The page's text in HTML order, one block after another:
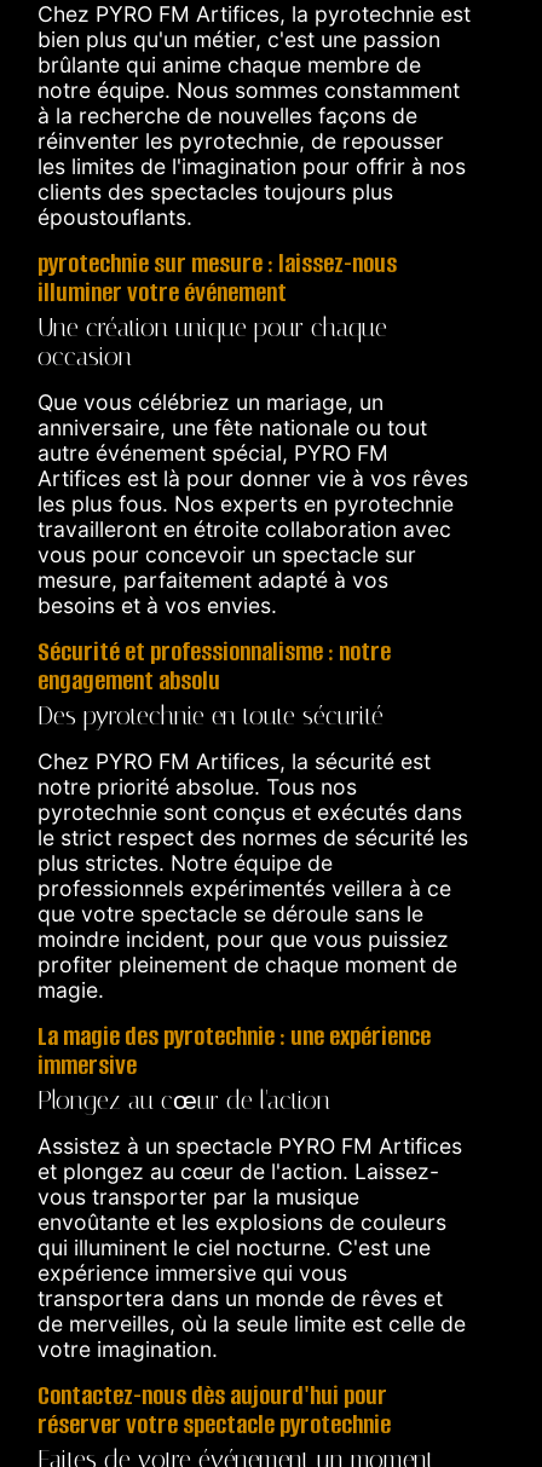
Chez PYRO FM Artifices, la pyrotechnie est
bien plus qu'un métier, c'est une passion
brûlante qui anime chaque membre de
notre équipe. Nous sommes constamment
à la recherche de nouvelles façons de
réinventer les pyrotechnie, de repousser
les limites de l'imagination pour offrir à nos
clients des spectacles toujours plus
époustouflants.
pyrotechnie sur mesure : laissez-nous
illuminer votre événement
Une création unique pour chaque
occasion
Que vous célébriez un mariage, un
anniversaire, une fête nationale ou tout
autre événement spécial, PYRO FM
Artifices est là pour donner vie à vos rêves
les plus fous. Nos experts en pyrotechnie
travailleront en étroite collaboration avec
vous pour concevoir un spectacle sur
mesure, parfaitement adapté à vos
besoins et à vos envies.
Sécurité et professionnalisme : notre
engagement absolu
Des pyrotechnie en toute sécurité
Chez PYRO FM Artifices, la sécurité est
notre priorité absolue. Tous nos
pyrotechnie sont conçus et exécutés dans
le strict respect des normes de sécurité les
plus strictes. Notre équipe de
professionnels expérimentés veillera à ce
que votre spectacle se déroule sans le
moindre incident, pour que vous puissiez
profiter pleinement de chaque moment de
magie.
La magie des pyrotechnie : une expérience
immersive
Plongez au cœur de l'action
Assistez à un spectacle PYRO FM Artifices
et plongez au cœur de l'action. Laissez-
vous transporter par la musique
envoûtante et les explosions de couleurs
qui illuminent le ciel nocturne. C'est une
expérience immersive qui vous
transportera dans un monde de rêves et
de merveilles, où la seule limite est celle de
votre imagination.
Contactez-nous dès aujourd'hui pour
réserver votre spectacle pyrotechnie
Faites de votre événement un moment